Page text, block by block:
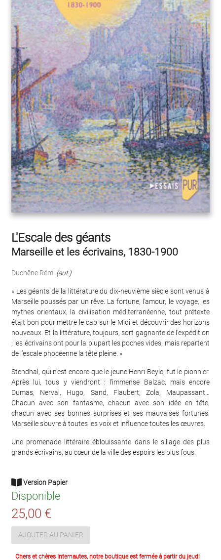
L'Escale des géants
Marseille et les écrivains, 1830-1900
Duchêne Rémi (aut.)
« Les géants de la littérature du dix-neuvième siècle sont venus à
Marseille poussés par un rêve. La fortune, l’amour, le voyage, les
mythes orientaux, la civilisation méditerranéenne, tout prétexte
était bon pour mettre le cap sur le Midi et découvrir des horizons
nouveaux. Et la littérature, toujours, sort gagnante de l’expédition
; les écrivains ont pour la plupart les poches vides, mais repartent
de l’escale phocéenne la tête pleine. »
Stendhal, qui n’est encore que le jeune Henri Beyle, fut le pionnier.
Après lui, tous y viendront : l’immense Balzac, mais encore
Dumas, Nerval, Hugo, Sand, Flaubert, Zola, Maupassant…
Chacun avec son fantasme, chacun avec son idée en tête,
chacun avec ses bonnes surprises et ses mauvaises fortunes.
Marseille s’ouvre à toutes les voix et influence toutes les œuvres.
Une promenade littéraire éblouissante dans le sillage des plus
grands écrivains, au cœur de la ville des espoirs les plus fous.
Version Papier
Disponible
25,00 €
AJOUTER AU PANIER
Chers et chères Internautes, notre boutique est fermée à partir du jeudi